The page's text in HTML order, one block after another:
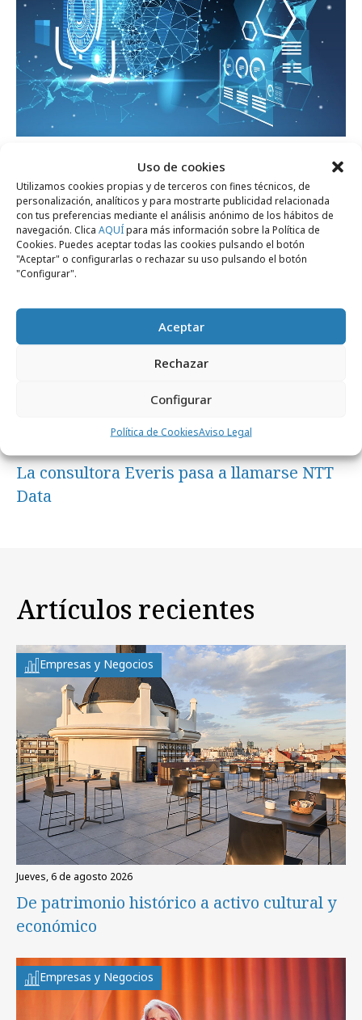
Uso de cookies
Utilizamos cookies propias y de terceros con fines técnicos, de
personalización, analíticos y para mostrarte publicidad relacionada
con tus preferencias mediante el análisis anónimo de los hábitos de
navegación. Clica AQUÍpara más información sobre la Política de
Cookies. Puedes aceptar todas las cookies pulsando el botón
"Aceptar" o configurarlas o rechazar su uso pulsando el botón
"Configurar".
Aceptar
Rechazar
Configurar
Política de CookiesAviso Legal
Ventajas y riesgos del reconocimiento
facial
Empresas y Negocios
La consultora Everis pasa a llamarse NTT
Data
Artículos recientes
Empresas y Negocios
jueves, 6 de agosto 2026
De patrimonio histórico a activo cultural y
económico
Empresas y Negocios